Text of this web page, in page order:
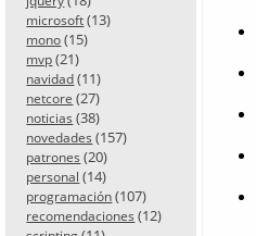
microsoft (13)
mono (15)
mvp (21)
navidad (11)
netcore (27)
noticias (38)
novedades (157)
patrones (20)
personal (14)
programación (107)
recomendaciones (12)